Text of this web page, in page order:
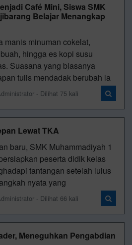
Café Mini, Siswa SMK
Belajar Menangkap
manis minuman cokelat,
hingga es kopi susu
Suasana yang biasanya
tulis mendadak berubah la
- Dilihat 75 kali
Lewat TKA
baru, SMK Muhammadiyah 1
peserta didik kelas
tantangan setelah lulus
nyata yang
- Dilihat 66 kali
Meneguhkan Pengabdian